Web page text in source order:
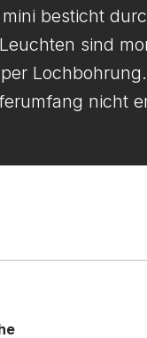
besticht
sind
nicht